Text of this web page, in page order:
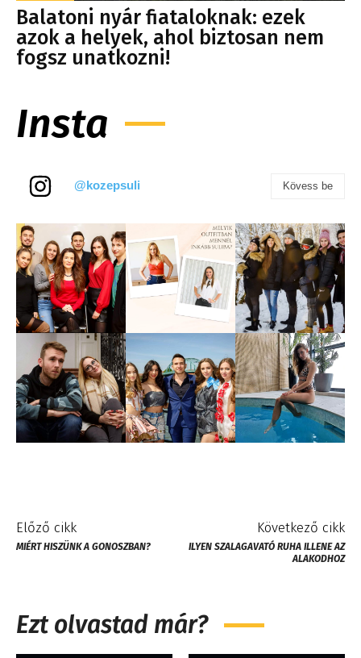
Balatoni nyár fiataloknak: ezek
azok a helyek, ahol biztosan nem
fogsz unatkozni!
Insta
@kozepsuli Kövess be
Előző cikk
MIÉRT HISZÜNK A GONOSZBAN?
Következő cikk
ILYEN SZALAGAVATÓ RUHA ILLENE AZ
ALAKODHOZ
Ezt olvastad már?